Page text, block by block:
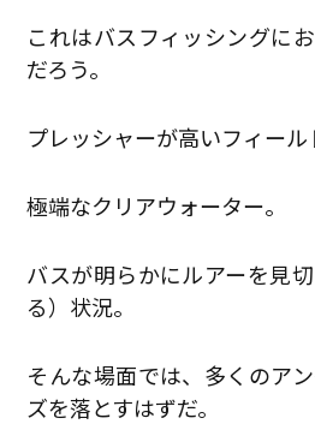
これはバスフィッシングに
だろう。
プレッシャーが高いフィール
極端なクリアウォーター。
バスが明らかにルアーを見
る）状況。
そんな場面では、多くのア
ズを落とすはずだ。